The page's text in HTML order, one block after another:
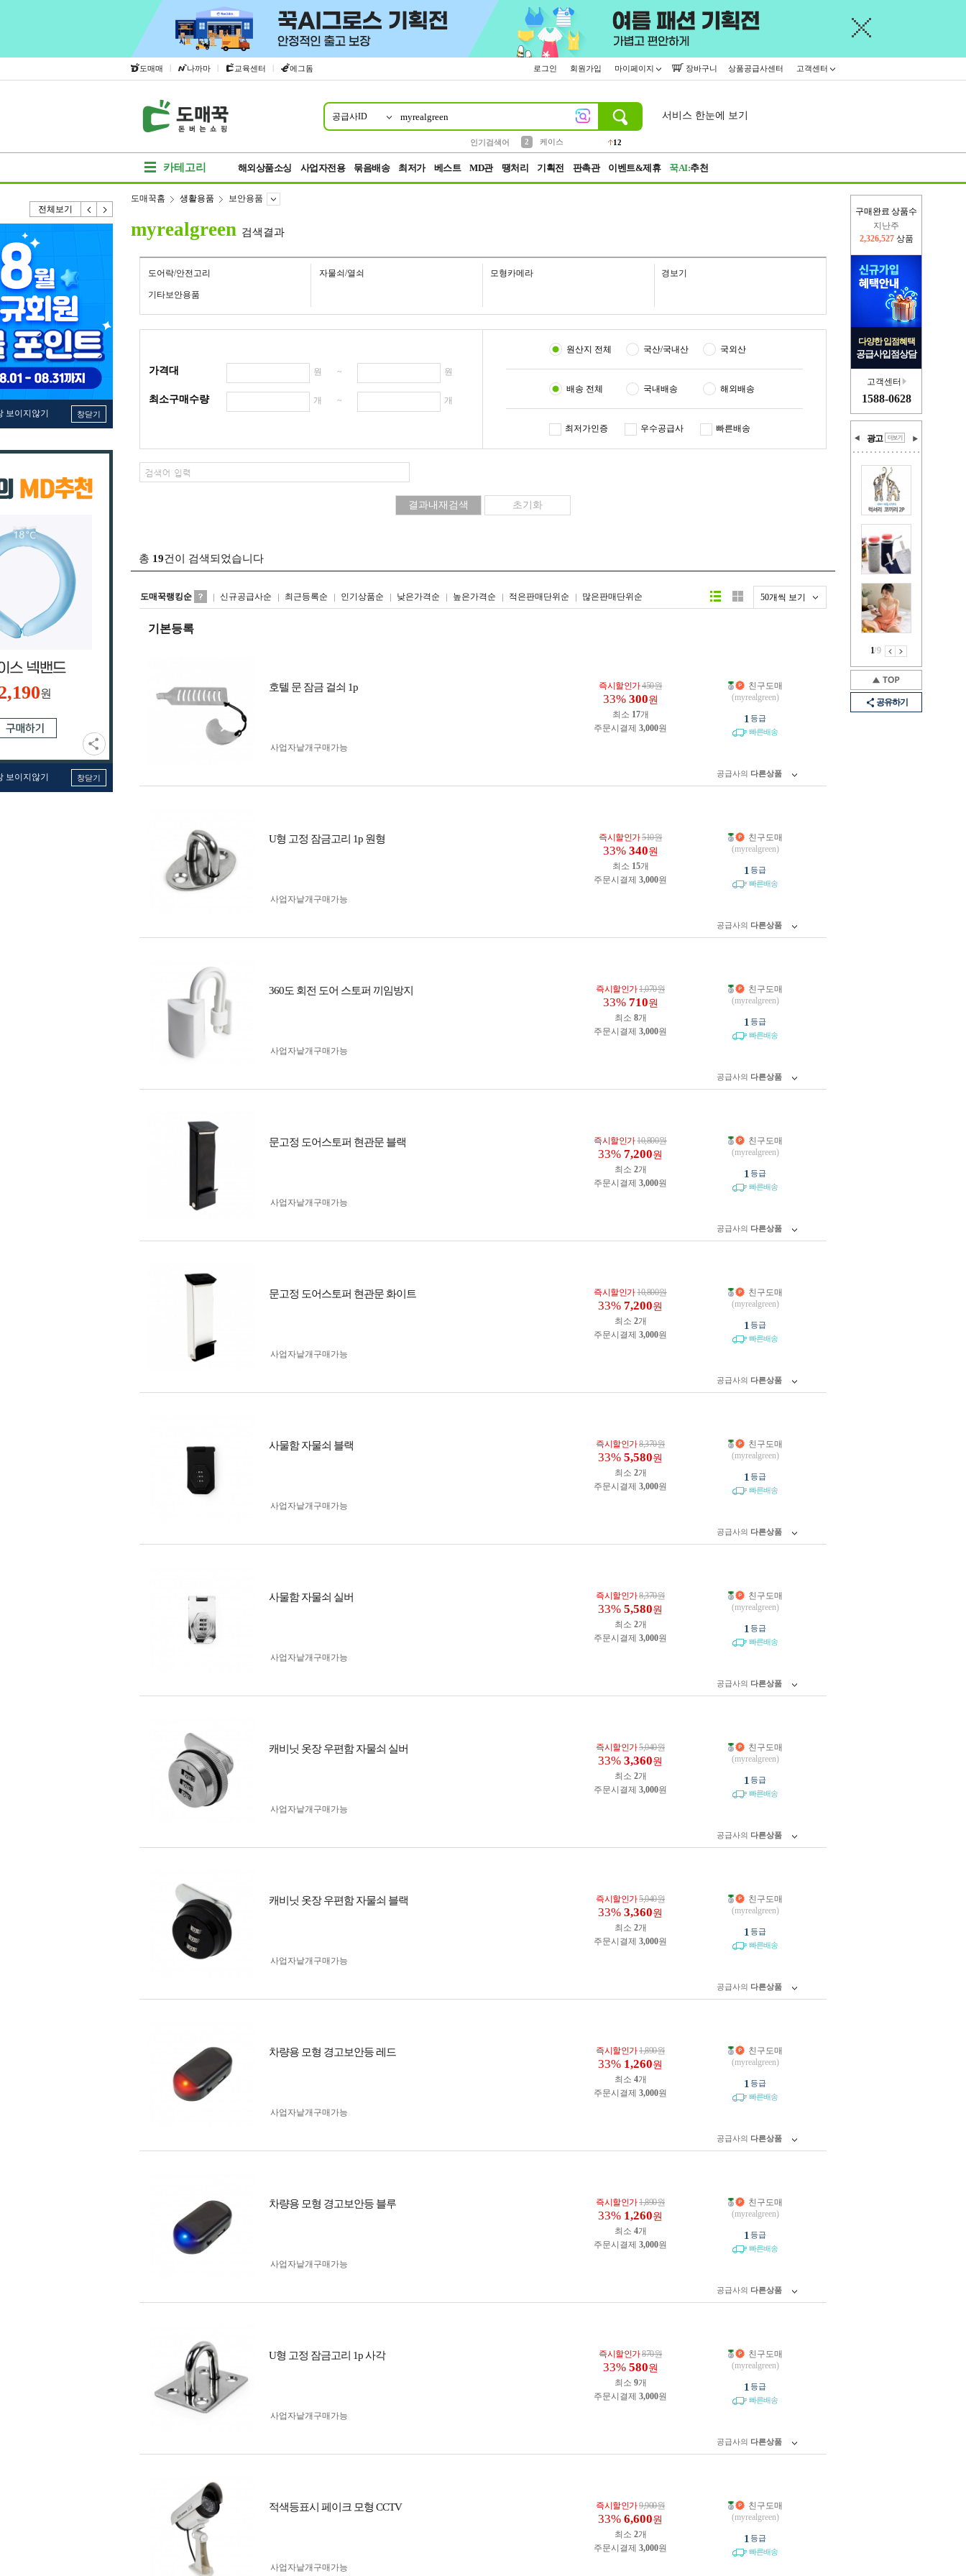
도매매 | 나까마 | 교육센터 | 에그돔 로그인 회원가입 마이페이지 장바구니 상품공급사센터 고객센터
공급사ID
인기검색어
2
케이스
12
서비스 한눈에 보기
카테고리 해외상품소싱 사업자전용 묶음배송 최저가 베스트 MD관 땡처리 기획전 판촉관 이벤트&제휴 꾹AI:추천
전체보기
보이지않기 창닫기
원
보이지않기 창닫기
구매완료 상품수
지난주
2,326,527
이번주
2,261,375상품
다양한 입점혜택
공급사입점상담
고객센터
1588-0628
광고
1/9
공유하기
도매꾹홈 생활용품 보안용품
myrealgreen 검색결과
도어락/안전고리 자물쇠/열쇠 모형카메라 경보기
기타보안용품
가격대 원 ~ 원
최소구매수량 개 ~ 개
원산지 전체 국산/국내산 국외산
배송 전체 국내배송 해외배송
최저가인증 우수공급사 빠른배송
총 19건이 검색되었습니다
도매꾹랭킹순 신규공급사순 최근등록순 인기상품순 낮은가격순 높은가격순 적은판매단위순 많은판매단위순 50개씩 보기
리스트형갤러리형
기본등록
호텔 문 잠금 걸쇠 1p 즉시할인가450원
33% 300원
최소 17개
주문시결제 3,000원
사업자 낱개구매가능
친구도매
(myrealgreen)
1 등급
빠른배송
공급사의 다른상품
U형 고정 잠금고리 1p 원형 즉시할인가510원
33% 340원
최소 15개
주문시결제 3,000원
사업자 낱개구매가능
친구도매
(myrealgreen)
1 등급
빠른배송
공급사의 다른상품
360도 회전 도어 스토퍼 끼임방지 즉시할인가1,070원
33% 710원
최소 8개
주문시결제 3,000원
사업자 낱개구매가능
친구도매
(myrealgreen)
1 등급
빠른배송
공급사의 다른상품
문고정 도어스토퍼 현관문 블랙 즉시할인가10,800원
33% 7,200원
최소 2개
주문시결제 3,000원
사업자 낱개구매가능
친구도매
(myrealgreen)
1 등급
빠른배송
공급사의 다른상품
문고정 도어스토퍼 현관문 화이트 즉시할인가10,800원
33% 7,200원
최소 2개
주문시결제 3,000원
사업자 낱개구매가능
친구도매
(myrealgreen)
1 등급
빠른배송
공급사의 다른상품
사물함 자물쇠 블랙 즉시할인가8,370원
33% 5,580원
최소 2개
주문시결제 3,000원
사업자 낱개구매가능
친구도매
(myrealgreen)
1 등급
빠른배송
공급사의 다른상품
사물함 자물쇠 실버 즉시할인가8,370원
33% 5,580원
최소 2개
주문시결제 3,000원
사업자 낱개구매가능
친구도매
(myrealgreen)
1 등급
빠른배송
공급사의 다른상품
캐비닛 옷장 우편함 자물쇠 실버 즉시할인가5,040원
33% 3,360원
최소 2개
주문시결제 3,000원
사업자 낱개구매가능
친구도매
(myrealgreen)
1 등급
빠른배송
공급사의 다른상품
캐비닛 옷장 우편함 자물쇠 블랙 즉시할인가5,040원
33% 3,360원
최소 2개
주문시결제 3,000원
사업자 낱개구매가능
친구도매
(myrealgreen)
1 등급
빠른배송
공급사의 다른상품
차량용 모형 경고보안등 레드 즉시할인가1,890원
33% 1,260원
최소 4개
주문시결제 3,000원
사업자 낱개구매가능
친구도매
(myrealgreen)
1 등급
빠른배송
공급사의 다른상품
차량용 모형 경고보안등 블루 즉시할인가1,890원
33% 1,260원
최소 4개
주문시결제 3,000원
사업자 낱개구매가능
친구도매
(myrealgreen)
1 등급
빠른배송
공급사의 다른상품
U형 고정 잠금고리 1p 사각 즉시할인가870원
33% 580원
최소 9개
주문시결제 3,000원
사업자 낱개구매가능
친구도매
(myrealgreen)
1 등급
빠른배송
공급사의 다른상품
적색등표시 페이크 모형 CCTV 즉시할인가9,900원
33% 6,600원
최소 2개
주문시결제 3,000원
사업자 낱개구매가능
친구도매
(myrealgreen)
1 등급
빠른배송